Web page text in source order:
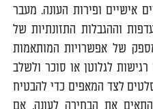
אישיים ופירות העונה. מעבר
וההגבלות התזונתיות של
של אפשרויות המותאמות
לגלוטן או סוכר ולשלב
לצד המאפים כדי להבטיח